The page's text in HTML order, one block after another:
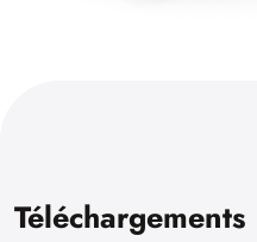
Téléchargements